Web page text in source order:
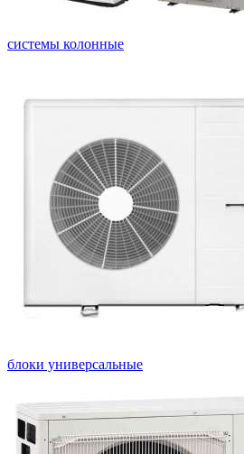
системы колонные
блоки универсальные